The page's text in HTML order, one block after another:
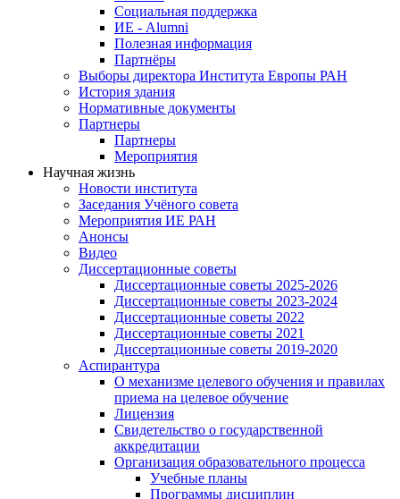
Социальная поддержка
ИЕ - Alumni
Полезная информация
Партнёры
Выборы директора Института Европы РАН
История здания
Нормативные документы
Партнеры
Партнеры
Мероприятия
Научная жизнь
Новости института
Заседания Учёного совета
Мероприятия ИЕ РАН
Анонсы
Видео
Диссертационные советы
Диссертационные советы 2025-2026
Диссертационные советы 2023-2024
Диссертационные советы 2022
Диссертационные советы 2021
Диссертационные советы 2019-2020
Аспирантура
О механизме целевого обучения и правилах
приема на целевое обучение
Лицензия
Свидетельство о государственной
аккредитации
Организация образовательного процесса
Учебные планы
Программы дисциплин